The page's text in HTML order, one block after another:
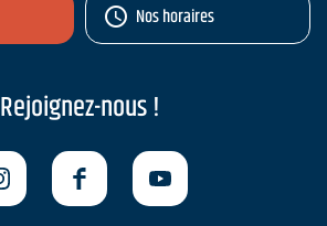
Nos horaires
Rejoignez-nous !